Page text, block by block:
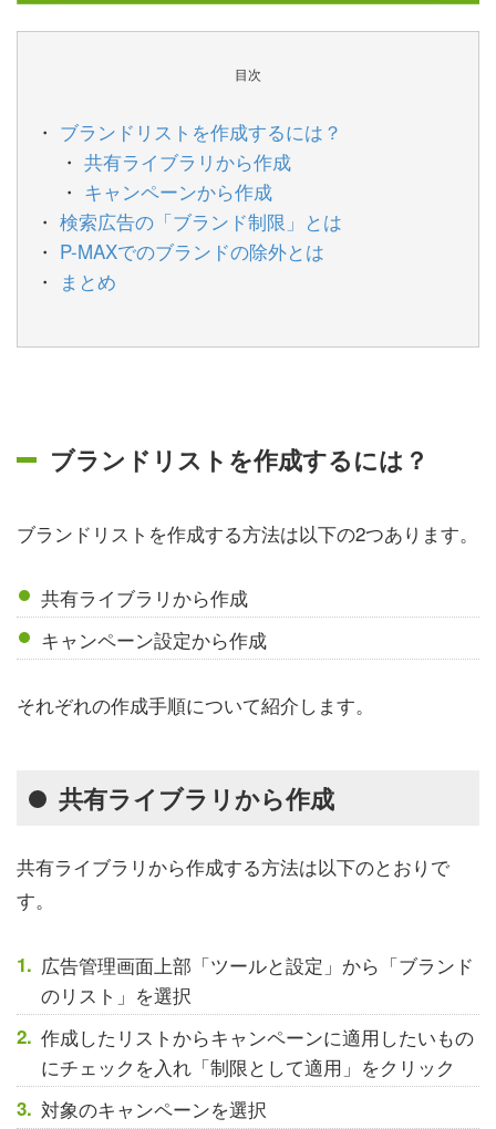
目次
ブランドリストを作成するには？
共有ライブラリから作成
キャンペーンから作成
検索広告の「ブランド制限」とは
P-MAXでのブランドの除外とは
まとめ
ブランドリストを作成するには？
ブランドリストを作成する方法は以下の2つあります。
共有ライブラリから作成
キャンペーン設定から作成
それぞれの作成手順について紹介します。
共有ライブラリから作成
共有ライブラリから作成する方法は以下のとおりで
す。
広告管理画面上部「ツールと設定」から「ブランド
のリスト」を選択
作成したリストからキャンペーンに適用したいもの
にチェックを入れ「制限として適用」をクリック
対象のキャンペーンを選択